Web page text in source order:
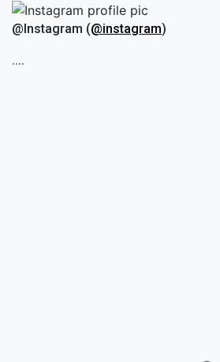
@Instagram (@instagram)
....